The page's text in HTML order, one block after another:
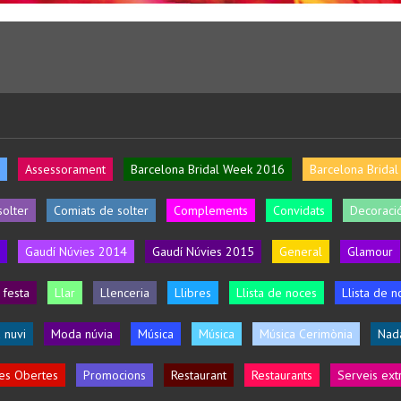
Assessorament Barcelona Bridal Week 2016 Barcelona
Comiats de solter Complements Convidats
Gaudí Núvies 2014 Gaudí Núvies 2015 General Glamour
festa Llar Llenceria Llibres Llista de noces Llista de
nuvi Moda núvia Música Música Música Cerimònia
Obertes Promocions Restaurant Restaurants Serveis